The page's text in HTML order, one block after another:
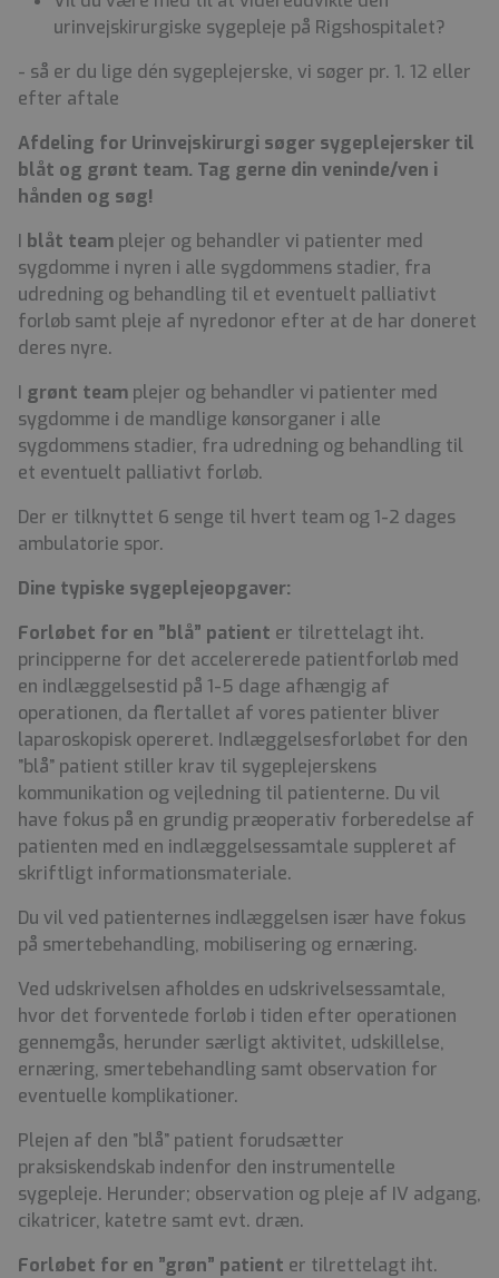
urinvejskirurgiske sygepleje på Rigshospitalet?
- så er du lige dén sygeplejerske, vi søger pr. 1. 12 eller
efter aftale
Afdeling for Urinvejskirurgi søger sygeplejersker til
blåt og grønt team. Tag gerne din veninde/ven i
hånden og søg!
I blåt team plejer og behandler vi patienter med
sygdomme i nyren i alle sygdommens stadier, fra
udredning og behandling til et eventuelt palliativt
forløb samt pleje af nyredonor efter at de har doneret
deres nyre.
I grønt team plejer og behandler vi patienter med
sygdomme i de mandlige kønsorganer i alle
sygdommens stadier, fra udredning og behandling til
et eventuelt palliativt forløb.
Der er tilknyttet 6 senge til hvert team og 1-2 dages
ambulatorie spor.
Dine typiske sygeplejeopgaver:
Forløbet for en ”blå” patient er tilrettelagt iht.
principperne for det accelererede patientforløb med
en indlæggelsestid på 1-5 dage afhængig af
operationen, da flertallet af vores patienter bliver
laparoskopisk opereret. Indlæggelsesforløbet for den
”blå” patient stiller krav til sygeplejerskens
kommunikation og vejledning til patienterne. Du vil
have fokus på en grundig præoperativ forberedelse af
patienten med en indlæggelsessamtale suppleret af
skriftligt informationsmateriale.
Du vil ved patienternes indlæggelsen især have fokus
på smertebehandling, mobilisering og ernæring.
Ved udskrivelsen afholdes en udskrivelsessamtale,
hvor det forventede forløb i tiden efter operationen
gennemgås, herunder særligt aktivitet, udskillelse,
ernæring, smertebehandling samt observation for
eventuelle komplikationer.
Plejen af den ”blå” patient forudsætter
praksiskendskab indenfor den instrumentelle
sygepleje. Herunder; observation og pleje af IV adgang,
cikatricer, katetre samt evt. dræn.
Forløbet for en ”grøn” patient er tilrettelagt iht.